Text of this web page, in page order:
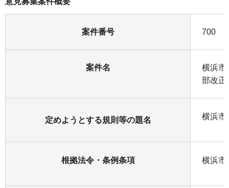
案件番号 700
案件名
横浜市
部改正
定めようとする規則等の題名 横浜市
根拠法令・条例条項 横浜市